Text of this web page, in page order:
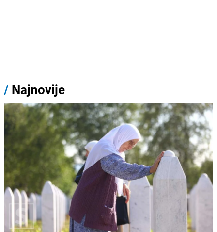
/ Najnovije